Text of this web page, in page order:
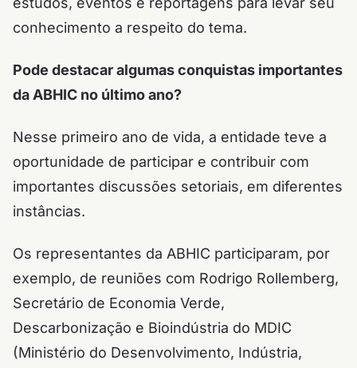
conhecimento a respeito do tema.
Pode destacar algumas conquistas importantes
da ABHIC no último ano?
Nesse primeiro ano de vida, a entidade teve a
oportunidade de participar e contribuir com
importantes discussões setoriais, em diferentes
instâncias.
Os representantes da ABHIC participaram, por
exemplo, de reuniões com Rodrigo Rollemberg,
Secretário de Economia Verde,
Descarbonização e Bioindústria do MDIC
(Ministério do Desenvolvimento, Indústria,